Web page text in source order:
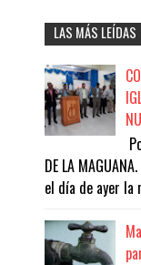
LAS MÁS LEÍDAS
DE LA
el día de ayer la